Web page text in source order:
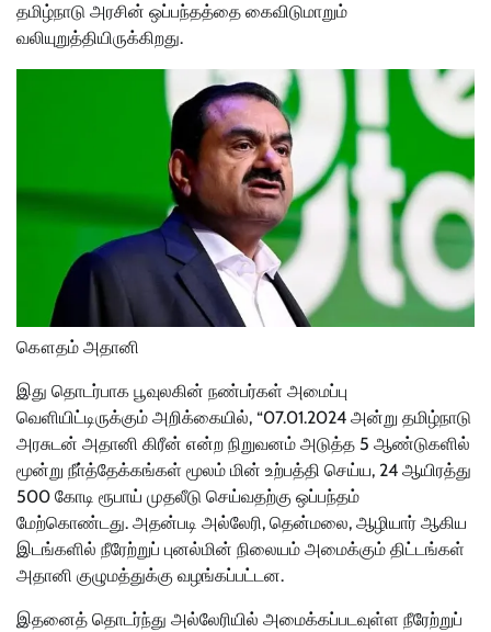
தமிழ்நாடு அரசின் ஒப்பந்தத்தை கைவிடுமாறும்
வலியுறுத்தியிருக்கிறது.
கௌதம் அதானி
இது தொடர்பாக பூவுலகின் நண்பர்கள் அமைப்பு
வெளியிட்டிருக்கும் அறிக்கையில், “07.01.2024 அன்று தமிழ்நாடு
அரசுடன் அதானி கிரீன் என்ற நிறுவனம் அடுத்த 5 ஆண்டுகளில்
மூன்று நீா்த்தேக்கங்கள் மூலம் மின் உற்பத்தி செய்ய, 24 ஆயிரத்து
500 கோடி ரூபாய் முதலீடு செய்வதற்கு ஒப்பந்தம்
மேற்கொண்டது. அதன்படி அல்லேரி, தென்மலை, ஆழியார் ஆகிய
இடங்களில் நீரேற்றுப் புனல்மின் நிலையம் அமைக்கும் திட்டங்கள்
அதானி குழுமத்துக்கு வழங்கப்பட்டன.
இதனைத் தொடர்ந்து அல்லேரியில் அமைக்கப்படவுள்ள நீரேற்றுப்